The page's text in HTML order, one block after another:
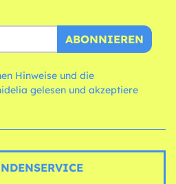
ABONNIEREN
Hinweise und die